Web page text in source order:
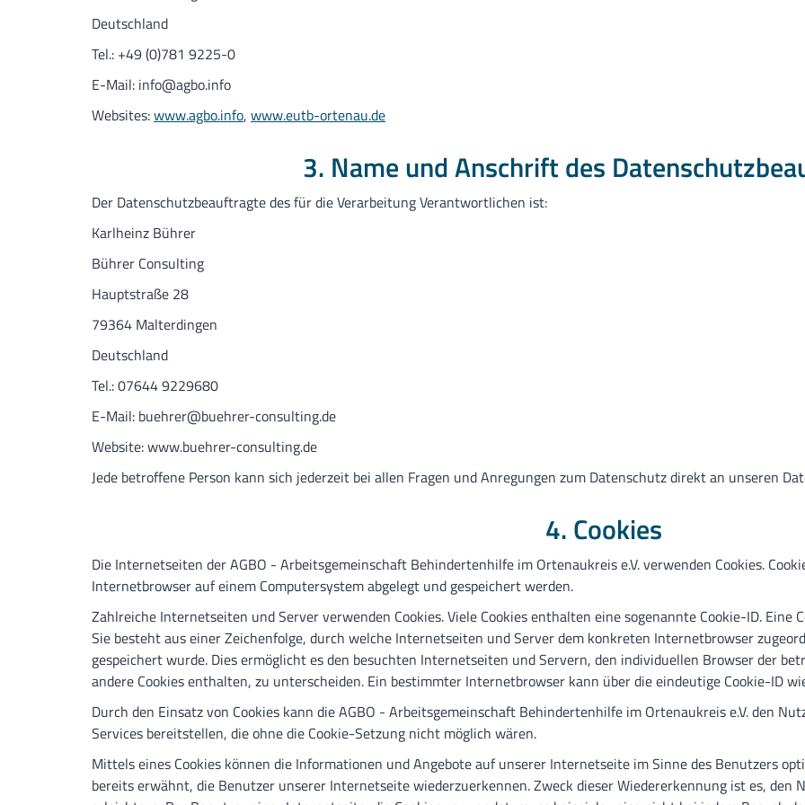
Deutschland
Tel.: +49 (0)781 9225-0
E-Mail: info@agbo.info
Websites:www.agbo.info, www.eutb-ortenau.de
3. Name und Anschrift des
Der Datenschutzbeauftragte des für die Verarbeitung Verantwortlichen ist:
Karlheinz Bührer
Bührer Consulting
Hauptstraße 28
79364 Malterdingen
Deutschland
Tel.: 07644 9229680
E-Mail: buehrer@buehrer-consulting.de
Website: www.buehrer-consulting.de
Jede betroffene Person kann sich jederzeit bei allen Fragen und Anregungen zum Datenschutz direkt an unseren
4. Cookies
Die Internetseiten der AGBO - Arbeitsgemeinschaft Behindertenhilfe im Ortenaukreis e.V. verwenden Cookies.
Internetbrowser auf einem Computersystem abgelegt und gespeichert werden.
Zahlreiche Internetseiten und Server verwenden Cookies. Viele Cookies enthalten eine sogenannte Cookie-ID. Eine
Sie besteht aus einer Zeichenfolge, durch welche Internetseiten und Server dem konkreten Internetbrowser
gespeichert wurde. Dies ermöglicht es den besuchten Internetseiten und Servern, den individuellen Browser der
andere Cookies enthalten, zu unterscheiden. Ein bestimmter Internetbrowser kann über die eindeutige Cookie-ID
Durch den Einsatz von Cookies kann die AGBO - Arbeitsgemeinschaft Behindertenhilfe im Ortenaukreis e.V. den
Services bereitstellen, die ohne die Cookie-Setzung nicht möglich wären.
Mittels eines Cookies können die Informationen und Angebote auf unserer Internetseite im Sinne des Benutzers
bereits erwähnt, die Benutzer unserer Internetseite wiederzuerkennen. Zweck dieser Wiedererkennung ist es, den